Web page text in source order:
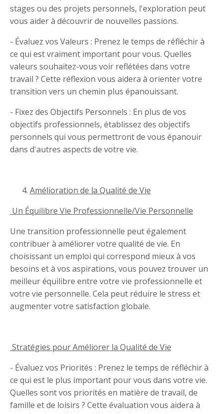
stages ou des projets personnels, l'exploration peut
vous aider à découvrir de nouvelles passions.
- Évaluez vos Valeurs : Prenez le temps de réfléchir à
ce qui est vraiment important pour vous. Quelles
valeurs souhaitez-vous voir reflétées dans votre
travail ? Cette réflexion vous aidera à orienter votre
transition vers un chemin plus épanouissant.
- Fixez des Objectifs Personnels : En plus de vos
objectifs professionnels, établissez des objectifs
personnels qui vous permettront de vous épanouir
dans d'autres aspects de votre vie.
Amélioration de la Qualité de Vie
Un Équilibre Vie Professionnelle/Vie Personnelle
Une transition professionnelle peut également
contribuer à améliorer votre qualité de vie. En
choisissant un emploi qui correspond mieux à vos
besoins et à vos aspirations, vous pouvez trouver un
meilleur équilibre entre votre vie professionnelle et
votre vie personnelle. Cela peut réduire le stress et
augmenter votre satisfaction globale.
Stratégies pour Améliorer la Qualité de Vie
- Évaluez vos Priorités : Prenez le temps de réfléchir à
ce qui est le plus important pour vous dans votre vie.
Quelles sont vos priorités en matière de travail, de
famille et de loisirs ? Cette évaluation vous aidera à